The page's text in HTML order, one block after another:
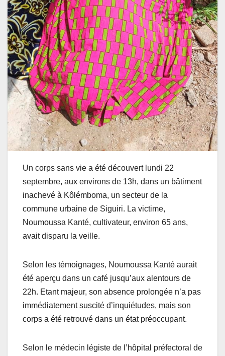
Un corps sans vie a été découvert lundi 22
septembre, aux environs de 13h, dans un bâtiment
inachevé à Kôlémboma, un secteur de la
commune urbaine de Siguiri. La victime,
Noumoussa Kanté, cultivateur, environ 65 ans,
avait disparu la veille.
Selon les témoignages, Noumoussa Kanté aurait
été aperçu dans un café jusqu’aux alentours de
22h. Etant majeur, son absence prolongée n’a pas
immédiatement suscité d’inquiétudes, mais son
corps a été retrouvé dans un état préoccupant.
Selon le médecin légiste de l’hôpital préfectoral de